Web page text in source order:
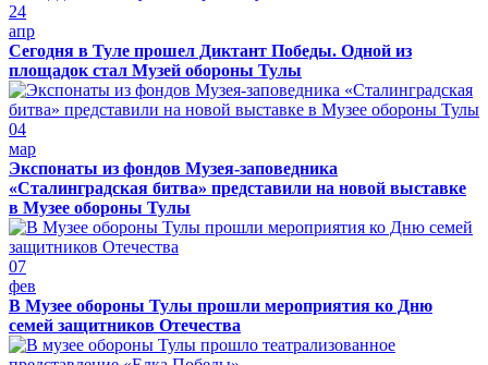
24
апр
Сегодня в Туле прошел Диктант Победы. Одной из
площадок стал Музей обороны Тулы
04
мар
Экспонаты из фондов Музея-заповедника
«Сталинградская битва» представили на новой выставке
в Музее обороны Тулы
07
фев
В Музее обороны Тулы прошли мероприятия ко Дню
семей защитников Отечества